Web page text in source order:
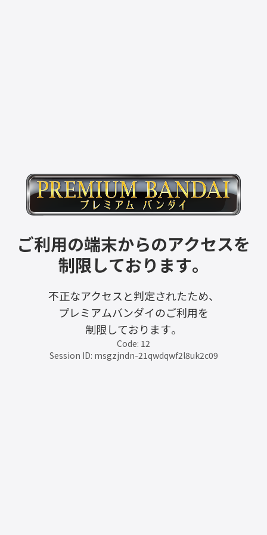
ご利用の端末からのアクセスを
制限しております。
不正なアクセスと判定されたため、
プレミアムバンダイのご利用を
制限しております。
Code: 12
Session ID: msgzjndn-21qwdqwf2l8uk2c09